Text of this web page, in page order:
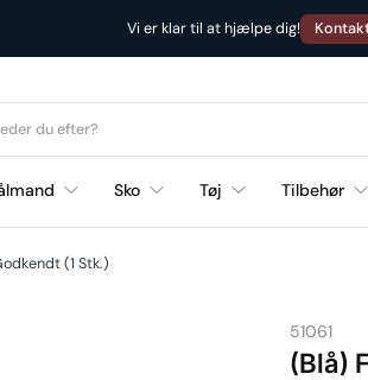
Vi er klar til at hjælpe dig!
Sko Tøj Tilbehør
(1 Stk.)
51061
(Blå)